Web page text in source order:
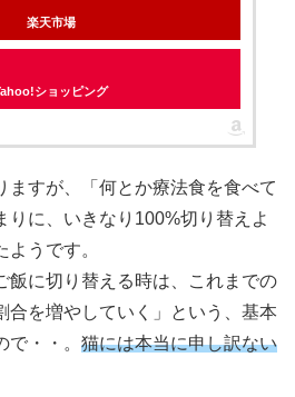
楽天市場
ショッピング
ますが、「何とか療法食を食べて
りに、いきなり100%切り替えよ
うです。
飯に切り替える時は、これまでの
合を増やしていく」という、基本
・・。 猫には本当に申し訳ない